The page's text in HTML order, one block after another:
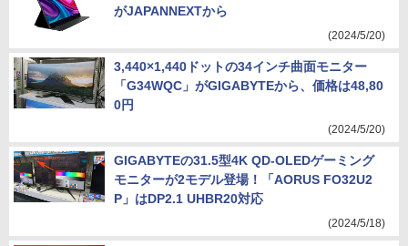
がJAPANNEXTから
(2024/5/20)
3,440×1,440ドットの34インチ曲面モニター
「G34WQC」がGIGABYTEから、価格は48,80
0円
(2024/5/20)
GIGABYTEの31.5型4K QD-OLEDゲーミング
モニターが2モデル登場！「AORUS FO32U2
P」はDP2.1 UHBR20対応
(2024/5/18)